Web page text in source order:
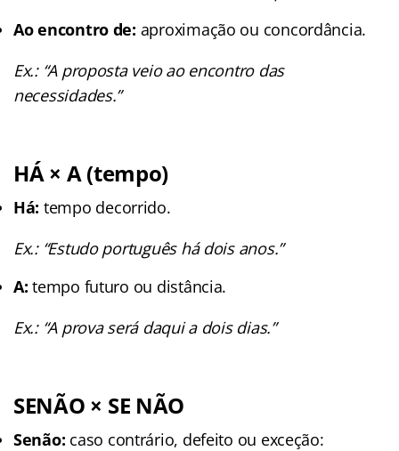
Ao encontro de: aproximação ou concordância.
Ex.: “A proposta veio ao encontro das
necessidades.”
HÁ × A (tempo)
Há: tempo decorrido.
Ex.: “Estudo português há dois anos.”
A: tempo futuro ou distância.
Ex.: “A prova será daqui a dois dias.”
SENÃO × SE NÃO
Senão: caso contrário, defeito ou exceção: